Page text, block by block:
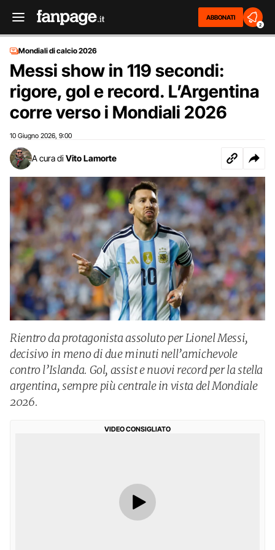
ABBONATI
2
Mondiali di calcio 2026
Messi show in 119 secondi:
rigore, gol e record. L’Argentina
corre verso i Mondiali 2026
10 Giugno 2026 9:00
A cura di Vito Lamorte
Rientro da protagonista assoluto per Lionel Messi,
decisivo in meno di due minuti nell’amichevole
contro l’Islanda. Gol, assist e nuovi record per la stella
argentina, sempre più centrale in vista del Mondiale
2026.
VIDEO CONSIGLIATO